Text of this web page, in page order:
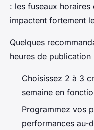
: les fuseaux
impactent fortement
Quelques
heures de publication
Choisissez 2 à 3
semaine en
Programmez vos
performances au-